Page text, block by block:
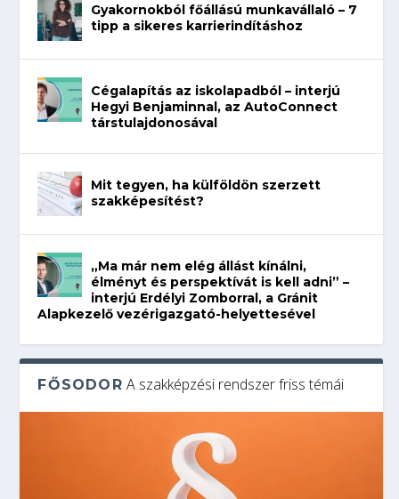
Gyakornokból főállású munkavállaló – 7
tipp a sikeres karrierindításhoz
Cégalapítás az iskolapadból – interjú
Hegyi Benjaminnal, az AutoConnect
társtulajdonosával
Mit tegyen, ha külföldön szerzett
szakképesítést?
„Ma már nem elég állást kínálni,
élményt és perspektívát is kell adni” –
interjú Erdélyi Zomborral, a Gránit
Alapkezelő vezérigazgató-helyettesével
FŐSODOR A szakképzési rendszer friss témái